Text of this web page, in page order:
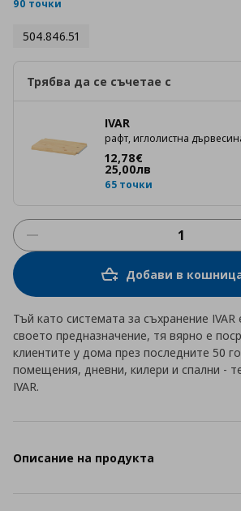
90 точки
504.846.51
Трябва да се съчетае с
IVAR
рафт, иглолистна
12,78€
Цена12,78 €
25,00лв
65 точки
Добави в
Тъй като системата за съхранение
своето предназначение, тя вярно е
клиентите у дома през последните 50
помещения, дневни, килери и спални -
IVAR.
Описание на продукта